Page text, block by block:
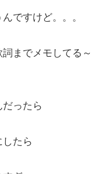
ですけど。。。
までメモしてる～
ったら
たら